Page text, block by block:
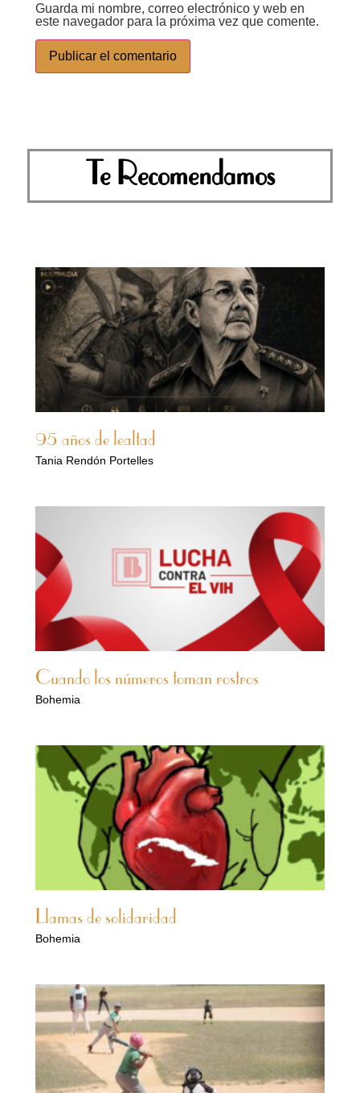
Guarda mi nombre, correo electrónico y web en
este navegador para la próxima vez que comente.
Te Recomendamos
95 años de lealtad
Tania Rendón Portelles
Cuando los números toman rostros
Bohemia
Llamas de solidaridad
Bohemia